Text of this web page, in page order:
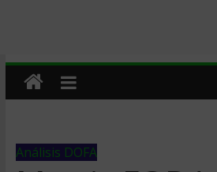
Análisis DOFA